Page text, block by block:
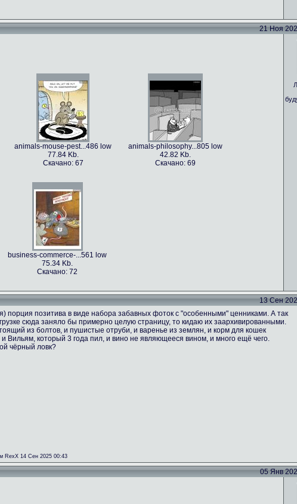
21 Ноя
animals-mouse-pest...486 low
77.84 Kb.
Скачано: 67
animals-philosophy...805 low
42.82 Kb.
Скачано: 69
business-commerce-...561 low
75.34 Kb.
Скачано: 72
13 Сен
порция позитива в виде набора забавных фоток с "особенными" ценниками. А так
сюда заняло бы примерно целую страницу, то кидаю их заархивированными.
из болтов, и пушистые отруби, и варенье из землян, и корм для кошек
и Вильям, который 3 года пил, и вино не являющееся вином, и много ещё чего.
чёрный ловк?
RexX 14 Сен 2025 00:43
05 Янв